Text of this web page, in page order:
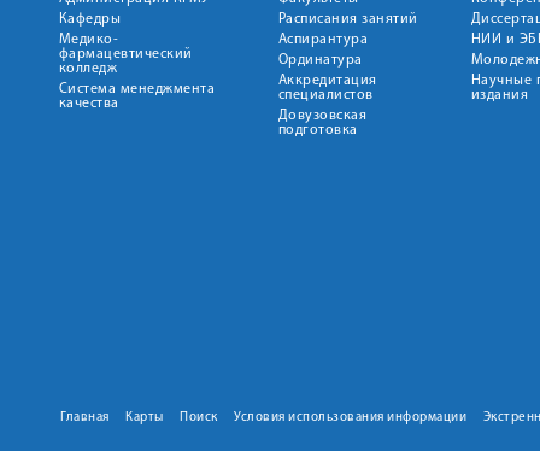
Кафедры
Медико-
фармацевтический
колледж
Система менеджмента
качества
Расписания занятий
Аспирантура
Ординатура
Аккредитация
специалистов
Довузовская
подготовка
НИИ и
Научные
издания
Главная Карты Поиск Условия использования информации